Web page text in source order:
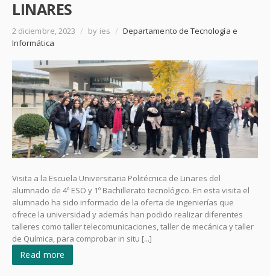
LINARES
2 diciembre, 2023 / by ies / Departamento de Tecnología e
Informática
Visita a la Escuela Universitaria Politécnica de Linares del
alumnado de 4º ESO y 1º Bachillerato tecnológico. En esta visita el
alumnado ha sido informado de la oferta de ingenierías que
ofrece la universidad y además han podido realizar diferentes
talleres como taller telecomunicaciones, taller de mecánica y taller
de Química, para comprobar in situ [...]
Read more